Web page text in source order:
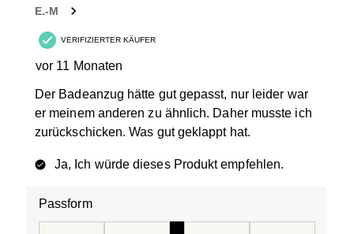
E.-M
VERIFIZIERTER KÄUFER
vor 11 Monaten
Der Badeanzug hätte gut gepasst, nur leider war
er meinem anderen zu ähnlich. Daher musste ich
zurückschicken. Was gut geklappt hat.
Ja, Ich würde dieses Produkt empfehlen.
Passform